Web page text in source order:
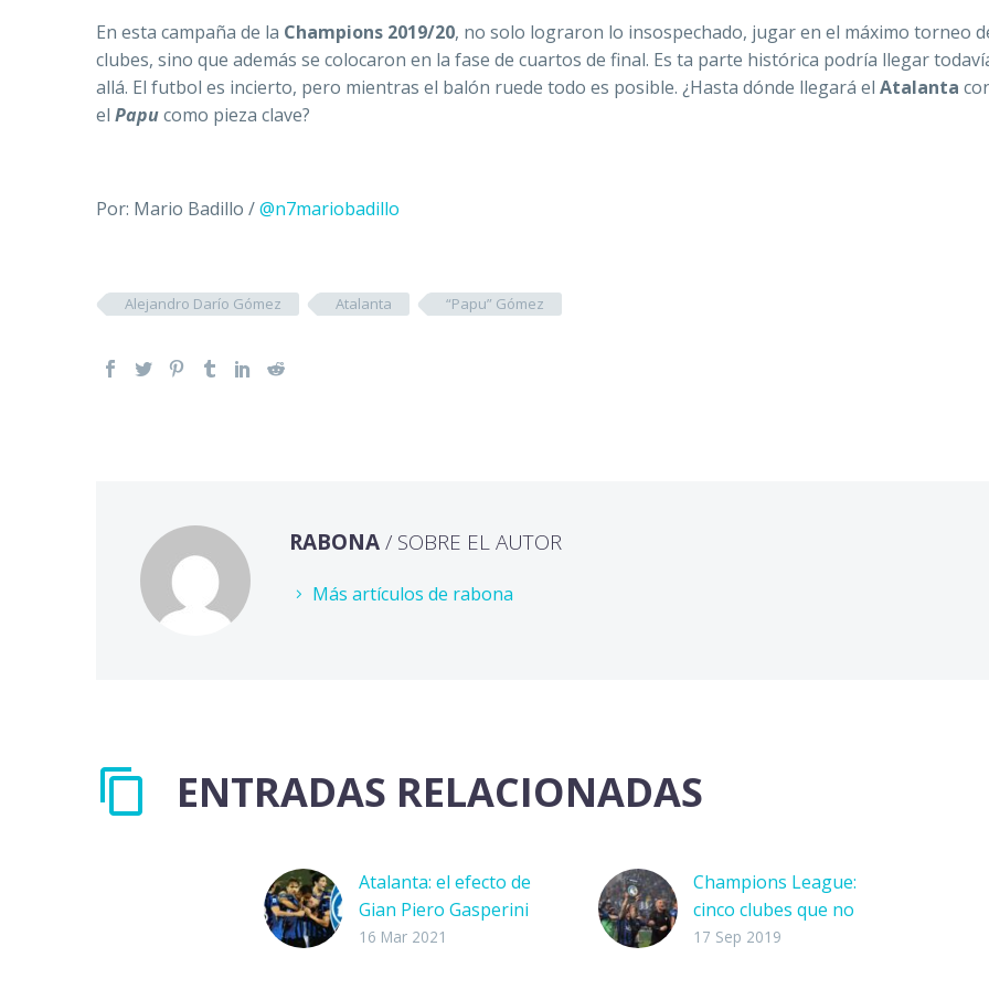
En esta campaña de la Champions 2019/20, no solo lograron lo insospechado, jugar en el máximo torneo
clubes, sino que además se colocaron en la fase de cuartos de final. Es ta parte histórica podría llegar
allá. El futbol es incierto, pero mientras el balón ruede todo es posible. ¿Hasta dónde llegará el Atalanta
el Papucomo pieza clave?
Por: Mario Badillo /@n7mariobadillo
Alejandro Darío Gómez Atalanta “Papu” Gómez
RABONA/ SOBRE EL AUTOR
Más artículos de rabona
ENTRADAS RELACIONADAS
Atalanta: el efecto de
Gian Piero Gasperini
14 de junio de 2016, sin
16 Mar 2021
Champions League:
cinco clubes que no
son favoritos
17 Sep 2019